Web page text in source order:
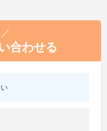
合わせる